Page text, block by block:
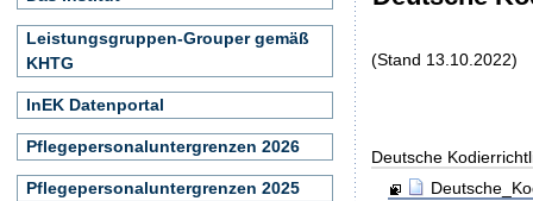
(Stand 13.10.2022)
Deutsche
Leistungsgruppen-Grouper gemäß
KHTG
InEK Datenportal
Pflegepersonaluntergrenzen 2026
Pflegepersonaluntergrenzen 2025